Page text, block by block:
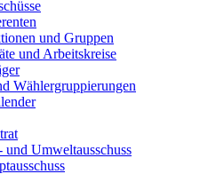
und Gruppen
und Arbeitskreise
Wählergruppierungen
und Umweltausschuss